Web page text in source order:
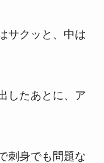
サクッと、中は
したあとに、ア
刺身でも問題な